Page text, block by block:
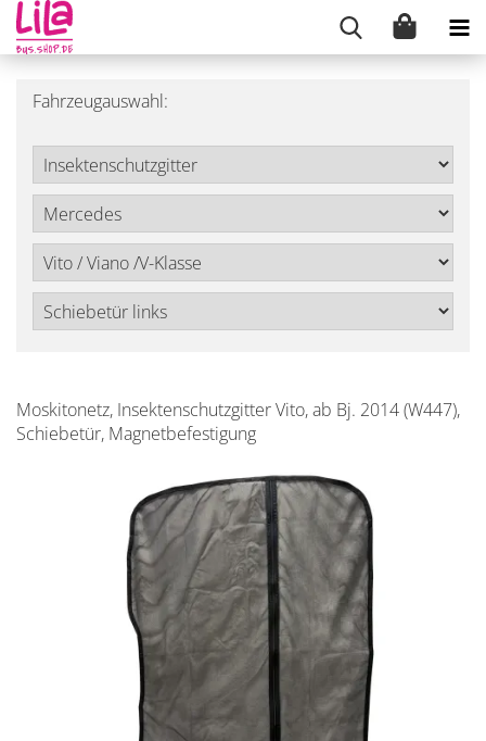
Fahrzeugauswahl:
Moskitonetz, Insektenschutzgitter Vito, ab Bj. 2014 (W447),
Schiebetür, Magnetbefestigung